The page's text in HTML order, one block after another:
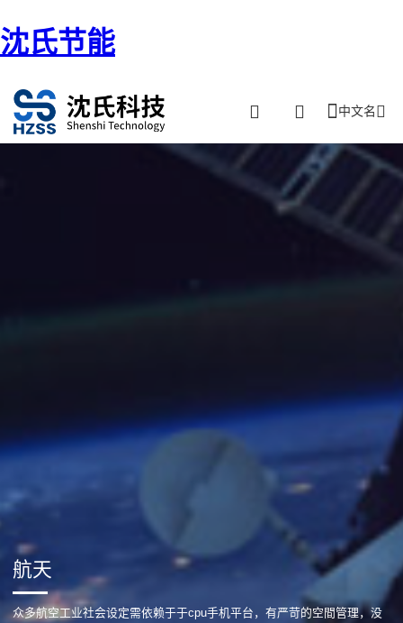
沈氏节能
中文名
航天
众多航空工业社会设定需依赖于于cpu手机平台，有严苛的空間管理，没